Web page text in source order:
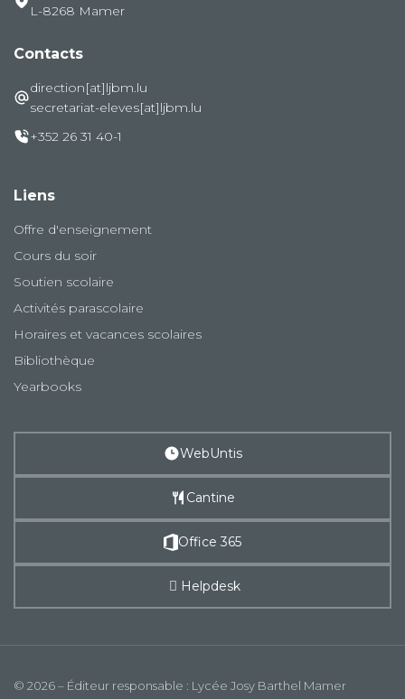
L-8268 Mamer
Contacts
direction[at]ljbm.lu
secretariat-eleves[at]ljbm.lu
+352 26 31 40-1
Liens
Offre d'enseignement
Cours du soir
Soutien scolaire
Activités parascolaire
Horaires et vacances scolaires
Bibliothèque
Yearbooks
WebUntis
Cantine
Office 365
Helpdesk
© 2026 – Éditeur responsable : Lycée Josy Barthel Mamer